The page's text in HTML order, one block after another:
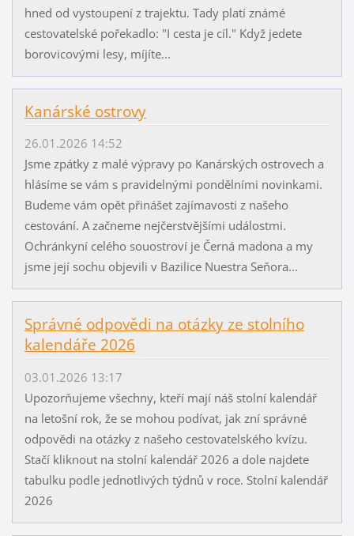
hned od vystoupení z trajektu. Tady platí známé
cestovatelské pořekadlo: "I cesta je cíl." Když jedete
borovicovými lesy, míjíte...
Kanárské ostrovy
26.01.2026 14:52
Jsme zpátky z malé výpravy po Kanárských ostrovech a
hlásíme se vám s pravidelnými pondělními novinkami.
Budeme vám opět přinášet zajímavosti z našeho
cestování. A začneme nejčerstvějšími událostmi.
Ochránkyní celého souostroví je Černá madona a my
jsme její sochu objevili v Bazilice Nuestra Seňora...
Správné odpovědi na otázky ze stolního
kalendáře 2026
03.01.2026 13:17
Upozorňujeme všechny, kteří mají náš stolní kalendář
na letošní rok, že se mohou podívat, jak zní správné
odpovědi na otázky z našeho cestovatelského kvízu.
Stačí kliknout na stolní kalendář 2026 a dole najdete
tabulku podle jednotlivých týdnů v roce. Stolní kalendář
2026